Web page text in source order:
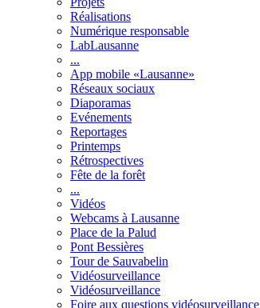
Réalisations
Numérique responsable
LabLausanne
...
App mobile «Lausanne»
Réseaux sociaux
Diaporamas
Evénements
Reportages
Printemps
Rétrospectives
Fête de la forêt
...
Vidéos
Webcams à Lausanne
Place de la Palud
Pont Bessières
Tour de Sauvabelin
Vidéosurveillance
Vidéosurveillance
Foire aux questions vidéosurveillance